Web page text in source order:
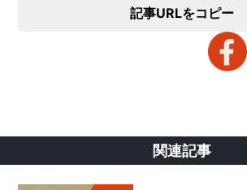
記事URLをコピー
関連記事